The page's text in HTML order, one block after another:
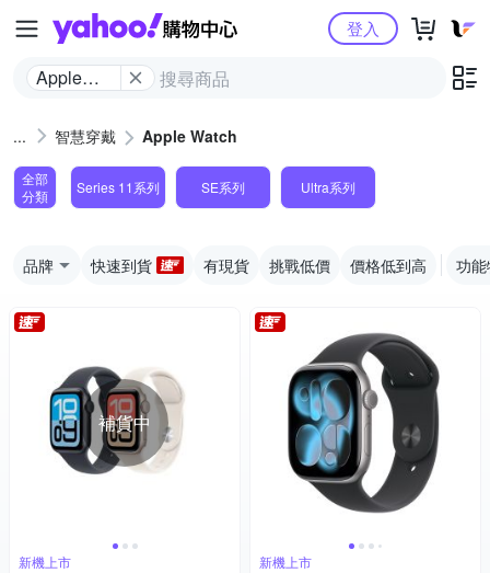
Yahoo購物中心
Apple
登入
智慧穿戴 Apple Watch
全部
分類
Series 11系列 SE系列 Ultra系列
品牌 快速到貨 有現貨 挑戰低價 價格低到高 功
補貨中
新機上市 新機上市